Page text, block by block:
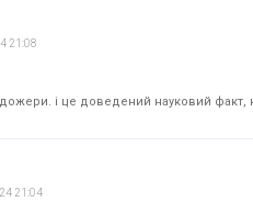
21:08
і це доведений науковий факт,
21:04